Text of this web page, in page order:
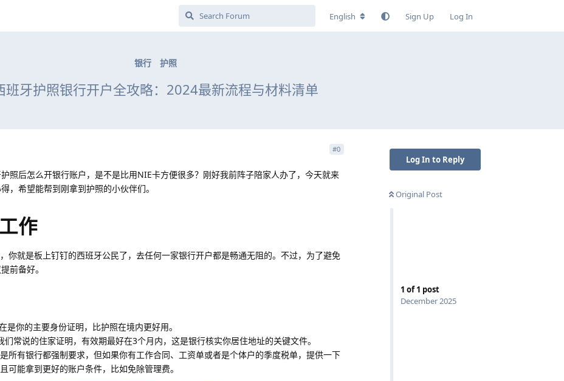
English Sign Up Log In
银行 护照
班牙护照银行开户全攻略：2024最新流程与材料清单
Log In to Reply
Original Post
1 of1 post
December 2025
#0
照后怎么开银行账户，是不是比用NIE卡方便很多？刚好我前阵子陪家人办了，今天就来
，希望能帮到刚拿到护照的小伙伴们。
作
你就是板上钉钉的西班牙公民了，去任何一家银行开户都是畅通无阻的。不过，为了避免
前备好。
是你的主要身份证明，比护照在境内更好用。
常说的住家证明，有效期最好在3个月内，这是银行核实你居住地址的关键文件。
所有银行都强制要求，但如果你有工作合同、工资单或者是个体户的季度税单，提供一下
可能拿到更好的账户条件，比如免除管理费。